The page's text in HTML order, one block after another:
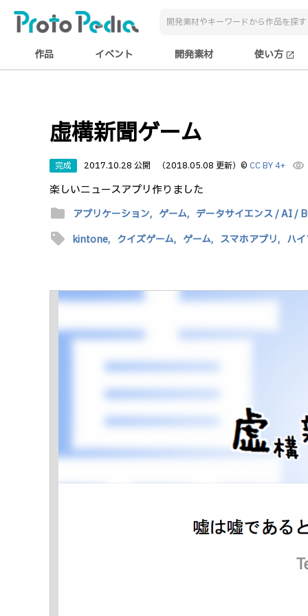
作品 イベント 開発素材 使い方 open_in_new
虚構新聞ゲーム
完成 2017.10.28 公開 （2018.05.08 更新） © CC BY 4+ visibility
楽しいニュースアプリ作りました
folder アプリケーション, ゲーム, データサイエンス / AI /
sell kintone, クイズゲーム, ゲーム, スマホアプリ, ハ